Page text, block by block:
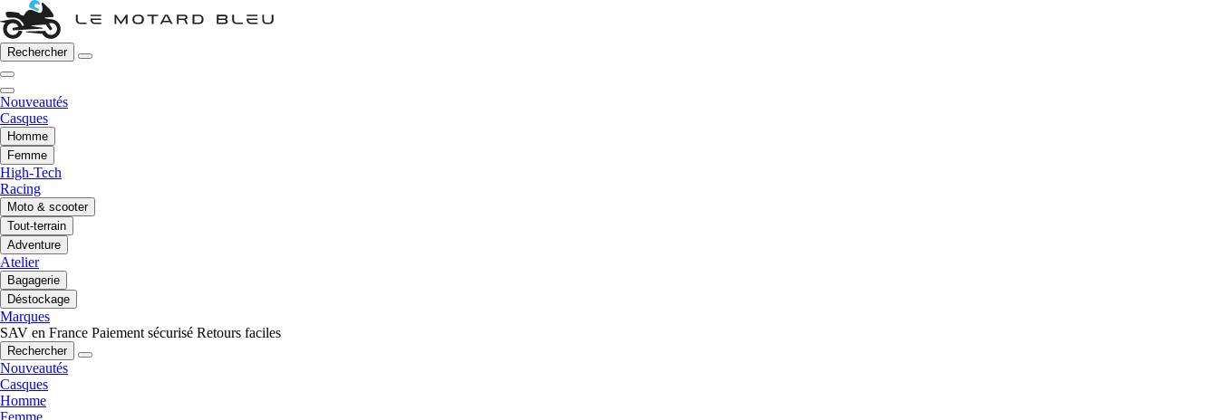
Rechercher
Nouveautés
Casques
Homme
Femme
High-Tech
Racing
Moto & scooter
Tout-terrain
Adventure
Atelier
Bagagerie
Déstockage
Marques
SAV en France Paiement sécurisé Retours faciles
Rechercher
Nouveautés
Casques
Homme
Femme